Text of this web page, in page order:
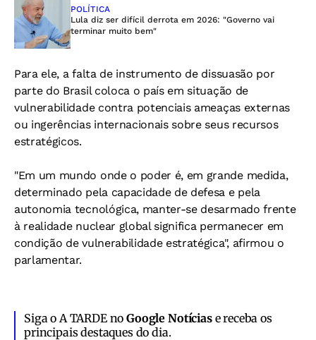
POLÍTICA
Lula diz ser difícil derrota em 2026: "Governo vai
terminar muito bem"
Para ele, a falta de instrumento de dissuasão por
parte do Brasil coloca o país em situação de
vulnerabilidade contra potenciais ameaças externas
ou ingerências internacionais sobre seus recursos
estratégicos.
"Em um mundo onde o poder é, em grande medida,
determinado pela capacidade de defesa e pela
autonomia tecnológica, manter-se desarmado frente
à realidade nuclear global significa permanecer em
condição de vulnerabilidade estratégica", afirmou o
parlamentar.
Siga o A TARDE noGoogle Notíciase receba os
principais destaques do dia.